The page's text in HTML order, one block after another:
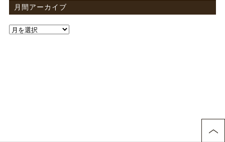
月間アーカイブ